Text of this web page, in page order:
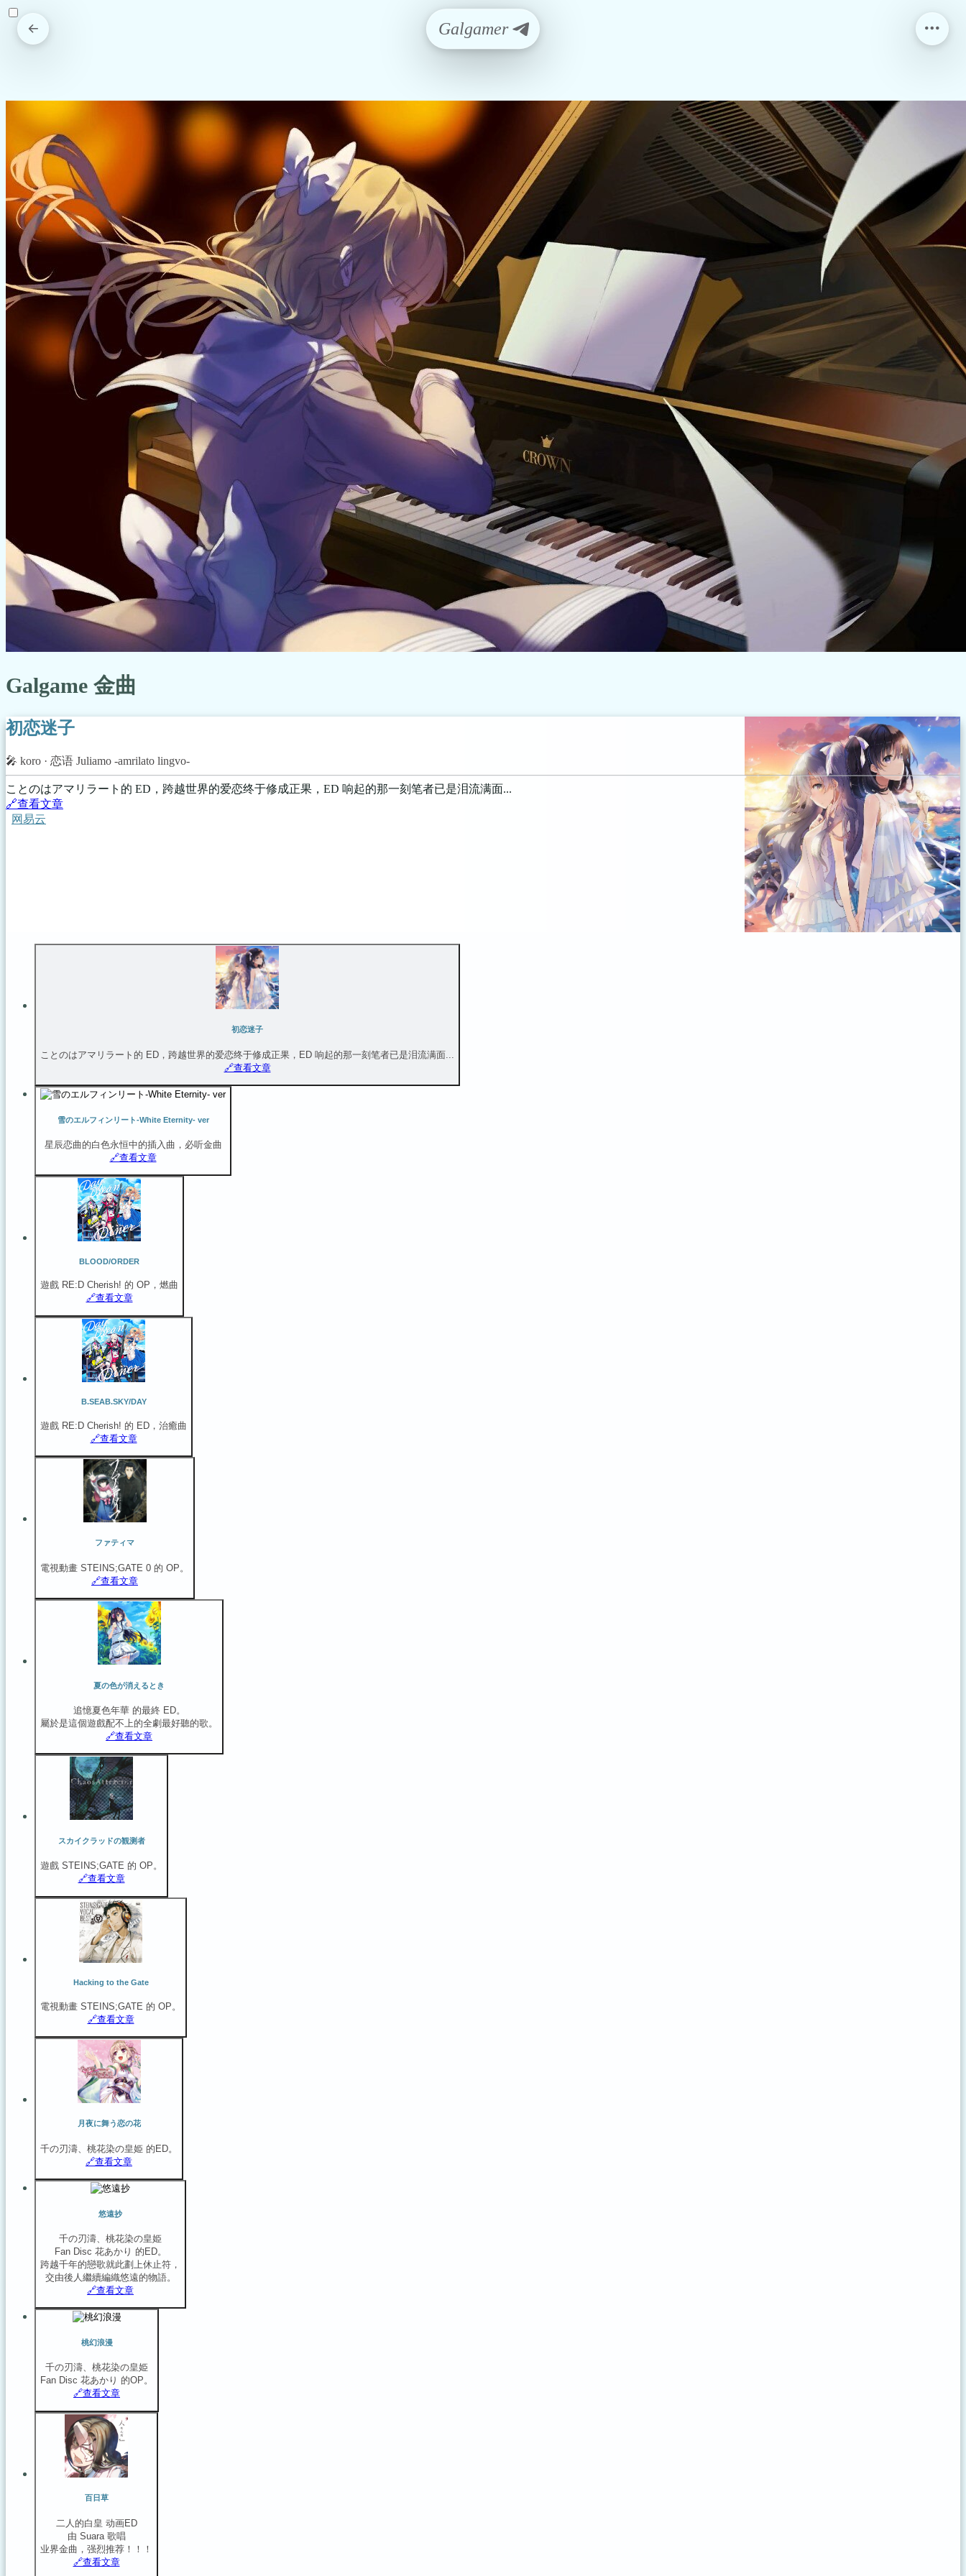
Galgamer
Galgame 金曲
初恋迷子
🎤️ koro · 恋语 Juliamo -amrilato lingvo-
ことのはアマリラート的 ED，跨越世界的爱恋终于修成正果，ED 响起的那一刻笔者已是泪流满面...
🔗️查看文章
网易云
初恋迷子
ことのはアマリラート的 ED，跨越世界的爱恋终于修成正果，ED 响起的那一刻笔者已是泪流满面...
🔗️查看文章
雪のエルフィンリート-White Eternity- ver
星辰恋曲的白色永恒中的插入曲，必听金曲
🔗️查看文章
BLOOD/ORDER
遊戲 RE:D Cherish! 的 OP，燃曲
🔗️查看文章
B.SEAB.SKY/DAY
遊戲 RE:D Cherish! 的 ED，治癒曲
🔗️查看文章
ファティマ
電視動畫 STEINS;GATE 0 的 OP。
🔗️查看文章
夏の色が消えるとき
追憶夏色年華 的最終 ED。
屬於是這個遊戲配不上的全劇最好聽的歌。
🔗️查看文章
スカイクラッドの観测者
遊戲 STEINS;GATE 的 OP。
🔗️查看文章
Hacking to the Gate
電視動畫 STEINS;GATE 的 OP。
🔗️查看文章
月夜に舞う恋の花
千の刃濤、桃花染の皇姫 的ED。
🔗️查看文章
悠遠抄
千の刃濤、桃花染の皇姫
Fan Disc 花あかり 的ED。
跨越千年的戀歌就此劃上休止符，
交由後人繼續編織悠遠的物語。
🔗️查看文章
桃幻浪漫
千の刃濤、桃花染の皇姫
Fan Disc 花あかり 的OP。
🔗️查看文章
百日草
二人的白皇 动画ED
由 Suara 歌唱
业界金曲，强烈推荐！！！
🔗️查看文章